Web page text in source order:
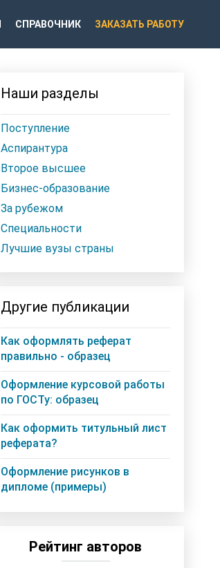
СПРАВОЧНИК ЗАКАЗАТЬ РАБОТУ
Наши разделы
Поступление
Аспирантура
Второе высшее
Бизнес-образование
За рубежом
Специальности
Лучшие вузы страны
Другие публикации
Как оформлять реферат
правильно - образец
Оформление курсовой работы
по ГОСТу: образец
Как оформить титульный лист
реферата?
Оформление рисунков в
дипломе (примеры)
Рейтинг авторов